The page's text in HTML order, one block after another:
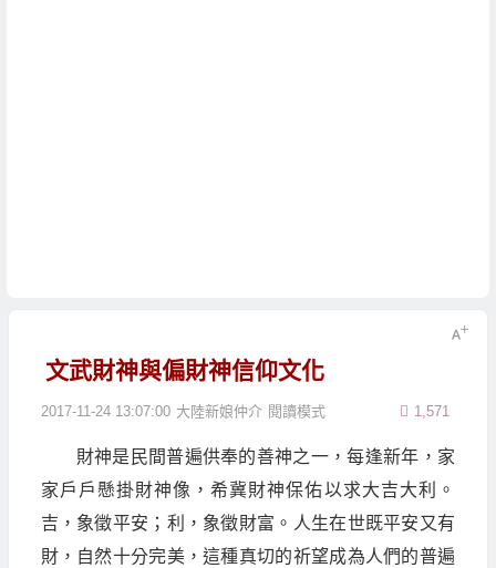
文武財神與偏財神信仰文化
2017-11-24 13:07:00 大陸新娘仲介 1,571
閱讀模式
財神是民間普遍供奉的善神之一，每逢新年，家
家戶戶懸掛財神像，希冀財神保佑以求大吉大利。
吉，象徵平安；利，象徵財富。人生在世既平安又有
財，自然十分完美，這種真切的祈望成為人們的普遍